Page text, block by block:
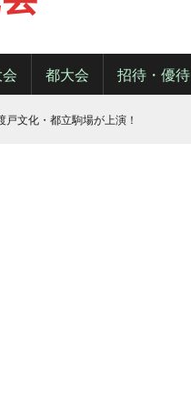
都大会 招待・優待
文化・都立駒場が上演！